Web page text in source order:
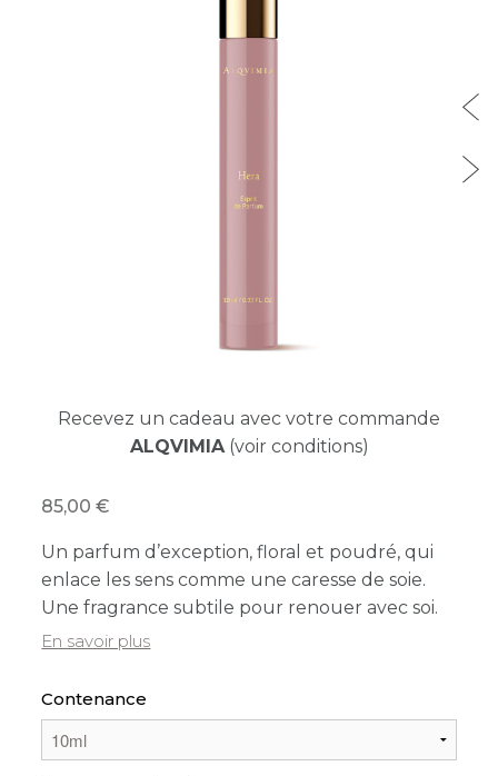
Recevez un cadeau avec votre commande
ALQVIMIA(voir conditions)
85,00
Un parfum d’exception, floral et poudré, qui
enlace les sens comme une caresse de soie.
Une fragrance subtile pour renouer avec soi.
En savoir plus
Contenance